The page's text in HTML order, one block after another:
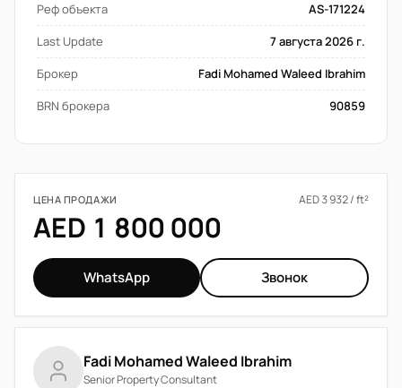
Реф объекта
AS-171224
Last Update
7 августа 2026 г.
Брокер
Fadi Mohamed Waleed Ibrahim
BRN брокера
90859
ЦЕНА ПРОДАЖИ AED 3 932 / ft²
AED 1 800 000
WhatsApp Звонок
Fadi Mohamed Waleed Ibrahim
Senior Property Consultant